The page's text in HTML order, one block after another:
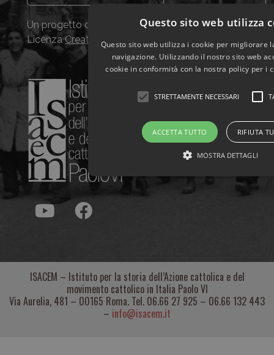
Un progetto dell’ISACEM, distribuito con
LicenzaCreative Commons CC BY NC SA
ISACEM – Istituto per la storia dell’Azione cattolica e del
movimento cattolico in Italia Paolo VI
Via Aurelia, 481 – 00165 Roma. Tel. 06.66 27 925 – 06.66 132 443
– info@isacem.it
Questo sito web utilizza
Questo sito web utilizza i cookie per migliorare
navigazione. Utilizzando il nostro sito web
cookie in conformità con la nostra policy per i
STRETTAMENTE NECESSARI
ACCETTA TUTTO RIFIUTA
MOSTRA DETTAGLI